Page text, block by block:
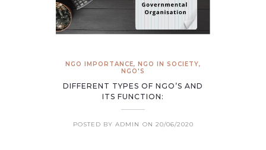
NGO IMPORTANCE, NGO IN SOCIETY,
NGO'S
DIFFERENT TYPES OF NGO’S AND
ITS FUNCTION:
POSTED BY ADMIN ON 20/06/2020